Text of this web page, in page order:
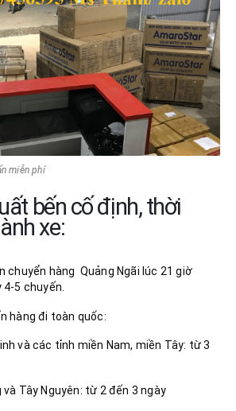
miễn phí
bến cố định, thời
xe:
chuyển hàng Quảng Ngãi lúc 21 giờ
4-5 chuyến.
hàng đi toàn quốc:
và các tỉnh miền Nam, miền Tây: từ 3
Tây Nguyên: từ 2 đến 3 ngày